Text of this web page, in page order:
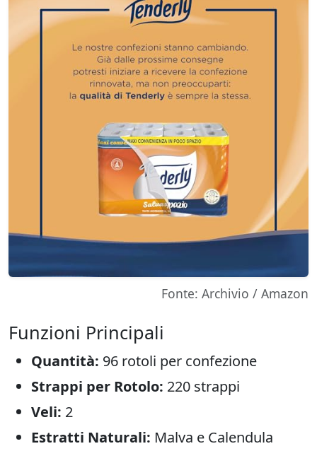
Fonte: Archivio / Amazon
Funzioni Principali
Quantità: 96 rotoli per confezione
Strappi per Rotolo: 220 strappi
Veli: 2
Estratti Naturali: Malva e Calendula